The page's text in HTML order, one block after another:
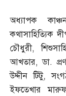
অধ্যাপক
কথাসাহিত্যিক
চৌধুরী,
আখতার,ডা.
উদ্দীন টিটু,
ইফতেখার